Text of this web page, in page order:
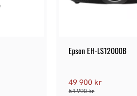
Epson EH-LS12000B
49 900 kr
54 990kr